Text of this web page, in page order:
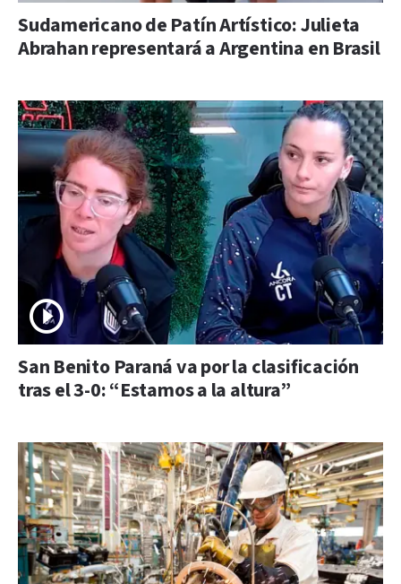
Sudamericano de Patín Artístico: Julieta
Abrahan representará a Argentina en Brasil
San Benito Paraná va por la clasificación
tras el 3-0: “Estamos a la altura”